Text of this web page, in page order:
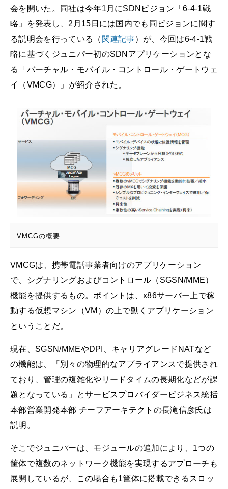
会を開いた。同社は今年1月にSDNビジョン「6-4-1戦
略」を発表し、2月15日には国内でも同ビジョンに関す
る説明会を行っている（ 関連記事）が、今回は6-4-1戦
略に基づくジュニパー初のSDNアプリケーションとな
る「バーチャル・モバイル・コントロール・ゲートウェ
イ（VMCG）」が紹介された。
VMCGの概要
VMCGは、携帯電話事業者向けのアプリケーション
で、シグナリングおよびコントロール（SGSN/MME）
機能を提供するもの。ポイントは、x86サーバー上で稼
動する仮想マシン（VM）の上で動くアプリケーション
ということだ。
現在、SGSN/MMEやDPI、キャリアグレードNATなど
の機能は、「別々の物理的なアプライアンスで提供され
ており、管理の複雑化やリードタイムの長期化などが課
題となっている」とサービスプロバイダービジネス統括
本部営業開発本部 チーフアーキテクトの長滝信彦氏は
説明。
そこでジュニパーは、モジュールの追加により、1つの
筐体で複数のネットワーク機能を実現するアプローチも
展開しているが、この場合も1筐体に搭載できるスロッ